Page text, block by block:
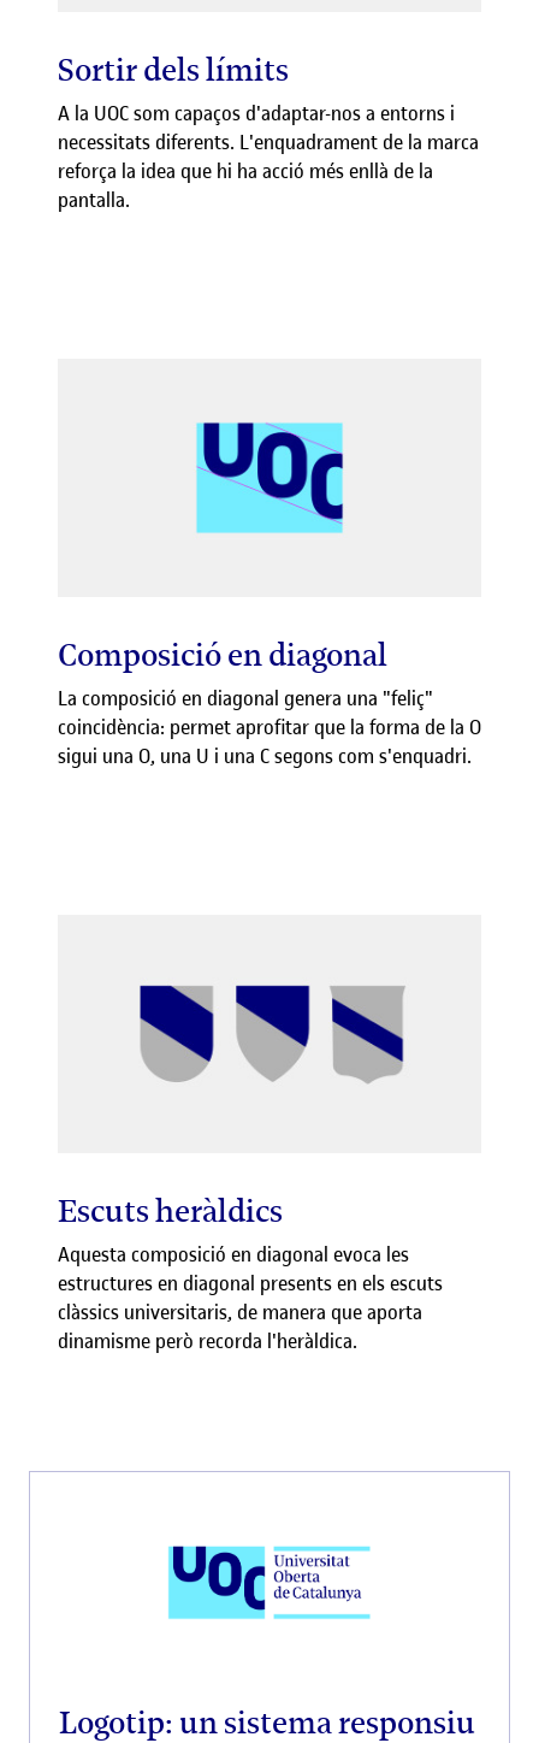
Sortir dels límits
A la UOC som capaços d'adaptar-nos a entorns i
necessitats diferents. L'enquadrament de la marca
reforça la idea que hi ha acció més enllà de la
pantalla.
Composició en diagonal
La composició en diagonal genera una "feliç"
coincidència: permet aprofitar que la forma de la O
sigui una O, una U i una C segons com s'enquadri.
Escuts heràldics
Aquesta composició en diagonal evoca les
estructures en diagonal presents en els escuts
clàssics universitaris, de manera que aporta
dinamisme però recorda l'heràldica.
Logotip: un sistema responsiu